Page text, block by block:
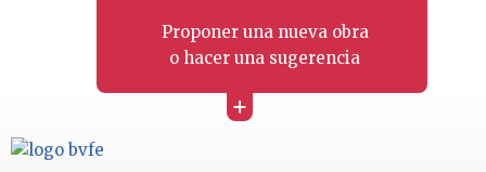
Proponer una nueva obra
o hacer una sugerencia
+